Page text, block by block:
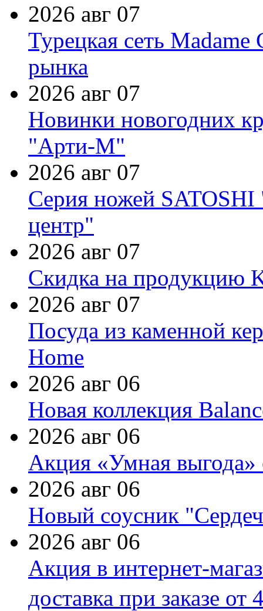
2026 авг 07
Турецкая сеть Madame
рынка
2026 авг 07
Новинки новогодних
"Арти-М"
2026 авг 07
Серия ножей
центр"
2026 авг 07
Скидка на продукцию
2026 авг 07
Посуда из каменной
Home
2026 авг 06
Новая коллекция
2026 авг 06
Акция «Умная выгода»
2026 авг 06
Новый соусник
2026 авг 06
Акция в интернет-
доставка при заказе от